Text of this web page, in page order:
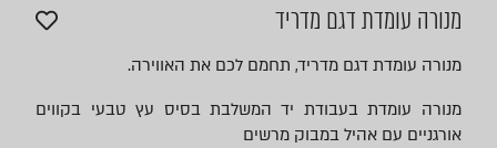
מנורה עומדת דגם מדריד
מנורה עומדת דגם מדריד, תחמם לכם את האווירה.
מנורה עומדת בעבודת יד המשלבת בסיס עץ טבעי בקווים
אורגניים עם אהיל במבוק מרשים